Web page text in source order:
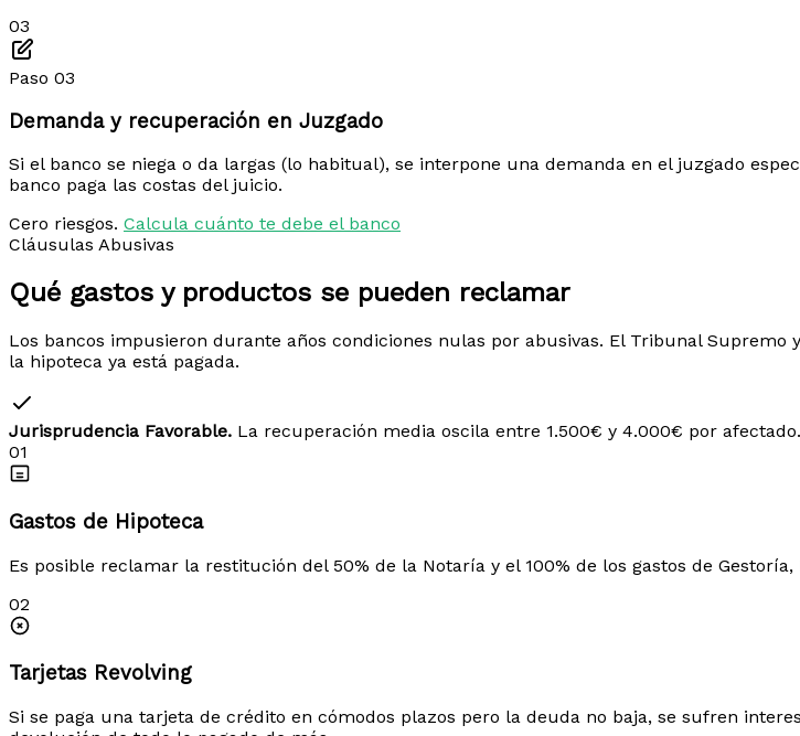
03
Paso 03
Demanda y recuperación en Juzgado
Si el banco se niega o da largas (lo habitual), se interpone una demanda en el juzgado
banco paga las costas del juicio.
Cero riesgos. Calcula cuánto te debe el banco
Cláusulas Abusivas
Qué gastos y productos se pueden reclamar
Los bancos impusieron durante años condiciones nulas por abusivas. El Tribunal
la hipoteca ya está pagada.
Jurisprudencia Favorable. La recuperación media oscila entre 1.500€ y 4.000€ por afectado.
01
Gastos de Hipoteca
Es posible reclamar la restitución del 50% de la Notaría y el 100% de los gastos de
02
Tarjetas Revolving
Si se paga una tarjeta de crédito en cómodos plazos pero la deuda no baja, se sufren